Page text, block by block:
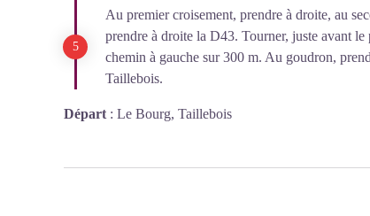
Au premier croisement, prendre à droite, au
prendre à droite la D43. Tourner, juste avant le
chemin à gauche sur 300 m. Au goudron,
Taillebois.
Départ : Le Bourg, Taillebois